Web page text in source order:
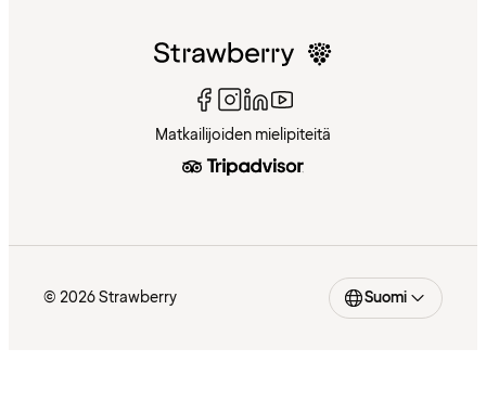
Matkailijoiden mielipiteitä
© 2026 Strawberry Suomi